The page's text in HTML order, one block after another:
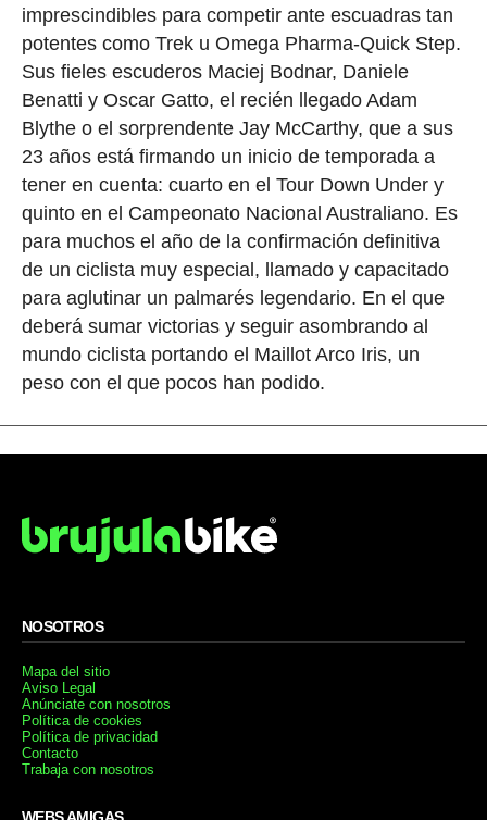
imprescindibles para competir ante escuadras tan
potentes como Trek u Omega Pharma-Quick Step.
Sus fieles escuderos Maciej Bodnar, Daniele
Benatti y Oscar Gatto, el recién llegado Adam
Blythe o el sorprendente Jay McCarthy, que a sus
23 años está firmando un inicio de temporada a
tener en cuenta: cuarto en el Tour Down Under y
quinto en el Campeonato Nacional Australiano. Es
para muchos el año de la confirmación definitiva
de un ciclista muy especial, llamado y capacitado
para aglutinar un palmarés legendario. En el que
deberá sumar victorias y seguir asombrando al
mundo ciclista portando el Maillot Arco Iris, un
peso con el que pocos han podido.
NOSOTROS
Mapa del sitio
Aviso Legal
Anúnciate con nosotros
Política de cookies
Política de privacidad
Contacto
Trabaja con nosotros